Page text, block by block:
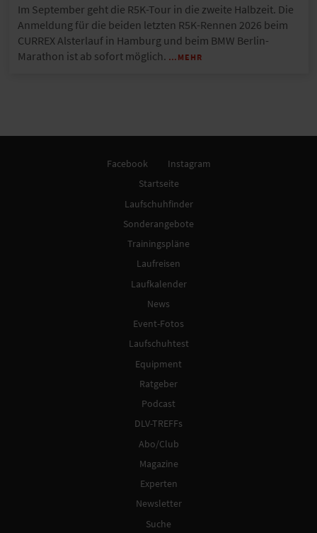
Im September geht die R5K-Tour in die zweite Halbzeit. Die
Anmeldung für die beiden letzten R5K-Rennen 2026 beim
CURREX Alsterlauf in Hamburg und beim BMW Berlin-
Marathon ist ab sofort möglich. …MEHR
Facebook
Instagram
Startseite
Laufschuhfinder
Sonderangebote
Trainingspläne
Laufreisen
Laufkalender
News
Event-Fotos
Laufschuhtest
Equipment
Ratgeber
Podcast
DLV-TREFFs
Abo/Club
Magazine
Experten
Newsletter
Suche